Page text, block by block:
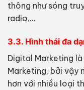
thông như sóng
radio,…
3.3. Hình thái đa
Digital Marketing
Marketing, bởi vậy
hơn với nhiều loại